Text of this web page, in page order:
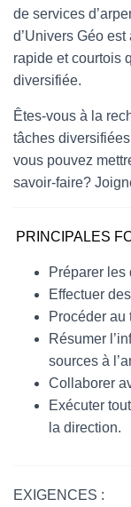
de services
d’Univers Géo
rapide et courtois
diversifiée.
Êtes-vous à la
tâches
vous pouvez
savoir-faire?
PRINCIPALES
Préparer les
Effectuer
Procéder au
Résumer
sources à
Collaborer
Exécuter
la direction.
EXIGENCES :